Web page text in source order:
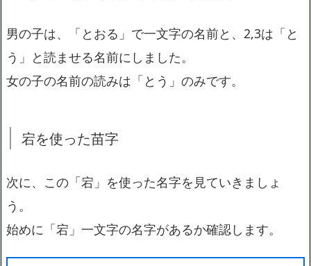
男の子は、「とおる」で一文字の名前と、2,3は「と
う」と読ませる名前にしました。
女の子の名前の読みは「とう」のみです。
宕を使った苗字
次に、この「宕」を使った名字を見ていきましょ
う。
始めに「宕」一文字の名字があるか確認します。